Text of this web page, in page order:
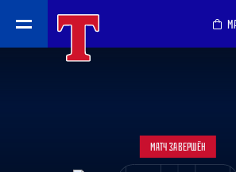
МАТЧ ЗАВЕРШЁН